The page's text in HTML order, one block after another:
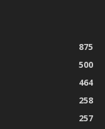
875
500
464
258
257